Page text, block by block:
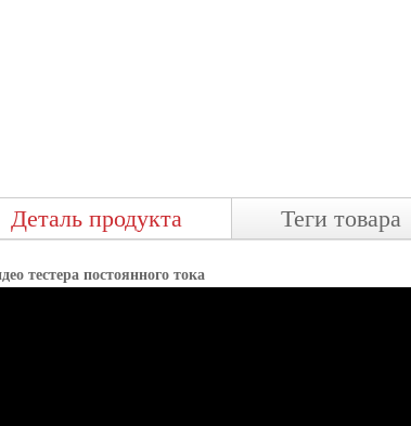
Деталь продукта Теги товара
тестера постоянного тока